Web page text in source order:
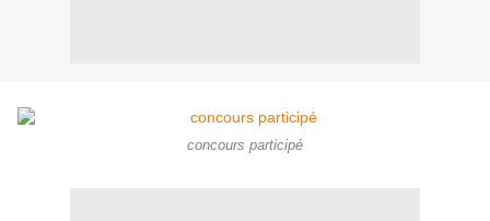
concours participé